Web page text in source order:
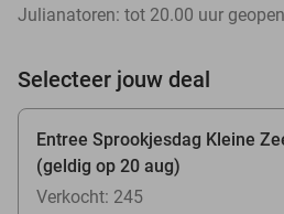
Julianatoren: tot 20.00 uur
Selecteer jouw deal
Entree Sprookjesdag Kleine
(geldig op 20 aug)
Verkocht: 245